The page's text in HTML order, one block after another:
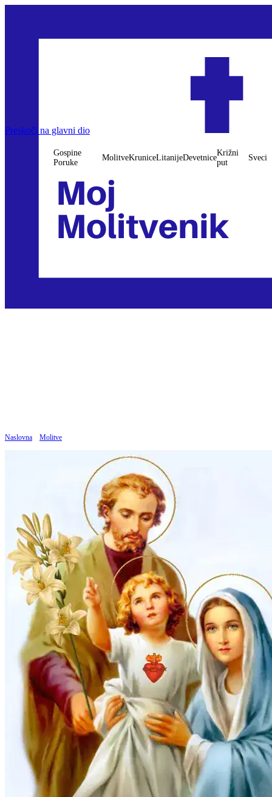
Preskoči na glavni dio
Gospine
Poruke
MolitveKruniceLitanijeDevetnice
Križni
put
Sveci
Naslovna
Molitve